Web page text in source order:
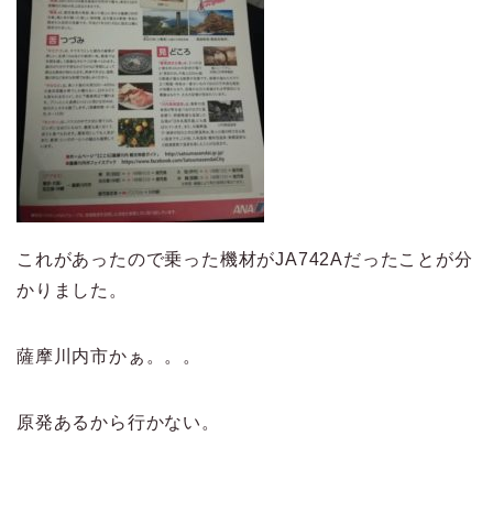
これがあったので乗った機材がJA742Aだったことが分
かりました。
薩摩川内市かぁ。。。
原発あるから行かない。